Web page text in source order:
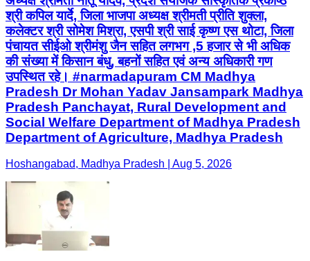
श्री कपिल यार्दे, जिला भाजपा अध्यक्ष श्रीमती प्रीति शुक्ला,
कलेक्टर श्री सोमेश मिश्रा, एसपी श्री साई कृष्ण एस थोटा, जिला
पंचायत सीईओ श्रीमंशु जैन सहित लगभग ,5 हजार से भी अधिक
की संख्या में किसान बंधु, बहनों सहित एवं अन्य अधिकारी गण
उपस्थित रहे। #narmadapuram CM Madhya
Pradesh Dr Mohan Yadav Jansampark Madhya
Pradesh Panchayat, Rural Development and
Social Welfare Department of Madhya Pradesh
Department of Agriculture, Madhya Pradesh
Hoshangabad, Madhya Pradesh | Aug 5, 2026